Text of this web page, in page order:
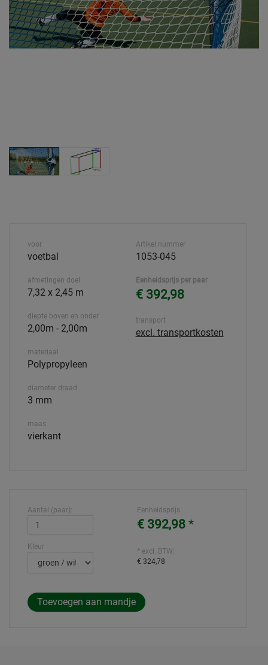
voor
voetbal
afmetingen doel
7,32 x 2,45 m
diepte boven en onder
2,00m - 2,00m
materiaal
Polypropyleen
diameter draad
3 mm
maas
vierkant
Artikel nummer
1053-045
Eenheidsprijs per paar
€ 392,98
transport
excl. transportkosten
Aantal (paar):
Kleur
Eenheidsprijs
€ 392,98 *
* excl. BTW:
€ 324,78